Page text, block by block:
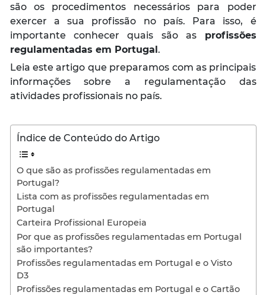
são os procedimentos necessários para poder
exercer a sua profissão no país. Para isso, é
importante conhecer quais são as profissões
regulamentadas em Portugal.
Leia este artigo que preparamos com as principais
informações sobre a regulamentação das
atividades profissionais no país.
Índice de Conteúdo do Artigo
O que são as profissões regulamentadas em
Portugal?
Lista com as profissões regulamentadas em
Portugal
Carteira Profissional Europeia
Por que as profissões regulamentadas em Portugal
são importantes?
Profissões regulamentadas em Portugal e o Visto
D3
Profissões regulamentadas em Portugal e o Cartão